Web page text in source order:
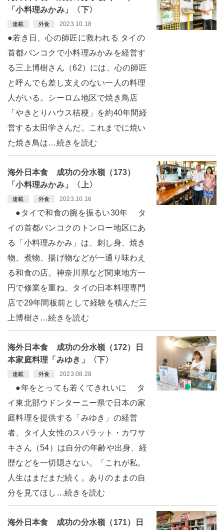
「小料理みかみ」〈下〉
連載 外食 2023.10.18
●若き日、心の師匠に救われる タイの
首都バンコクで小料理みかみを経営す
る三上博樹さん（62）には、心の師匠
と呼んでも差し支えのない一人の料理
人がいる。シーロム地区で焼き鳥店
「やきとりハウス桔梗」を約40年間経
営する太田学さんだ。これまでに焼い
た焼き鳥は…続きを読む
海外日本食 成功の分水嶺（173）
「小料理みかみ」〈上〉
連載 外食 2023.10.16
●タイで和食の腕を振るい30年 タ
イの首都バンコクのトンロー地区にあ
る「小料理みかみ」は、刺し身、焼き
物、煮物、揚げ物などが一通り味わえ
る和食の店。神奈川県など関東地方一
円で修業を重ね、タイの日本料理専門
店で29年間板前として経験を積んだ三
上博樹さ…続きを読む
海外日本食 成功の分水嶺（172）日
本家庭料理「みゆき」〈下〉
連載 外食 2023.08.28
●年をとっても若くてきれいに タ
イ東北部ウドンターニー県で日本の家
庭料理を提供する「みゆき」の経営
者、タイ人女性のスパラット・カワサ
キさん（54）は自分の年齢や出身、経
歴などを一切隠さない。「これが私。
人生はまだまだ続く。ありのままの自
分を見てほし…続きを読む
海外日本食 成功の分水嶺（171）日